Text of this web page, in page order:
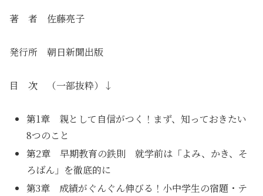
著 者 佐藤亮子
発行所 朝日新聞出版
目 次 （一部抜粋）↓
第1章 親として自信がつく！まず、知っておきたい
8つのこと
第2章 早期教育の鉄則 就学前は「よみ、かき、そ
ろばん」を徹底的に
第3章 成績がぐんぐん伸びる！小中学生の宿題・テ